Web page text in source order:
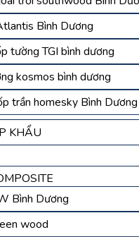
Bình Dương
tường TGI bình dương
kosmos bình dương
trần homesky Bình Dương
KHẨU
Bình Dương
wood